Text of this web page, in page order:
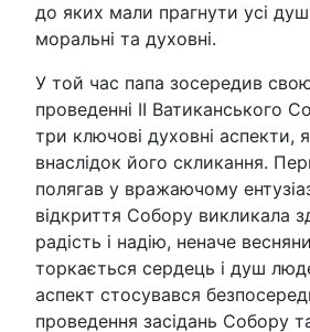
до яких мали прагнути усі
моральні та духовні.
У той час папа зосередив
проведенні ІІ Ватиканського
три ключові духовні аспекти,
внаслідок його скликання.
полягав у вражаючому
відкриття Собору викликала
радість і надію, неначе
торкається сердець і душ
аспект стосувався
проведення засідань Собору